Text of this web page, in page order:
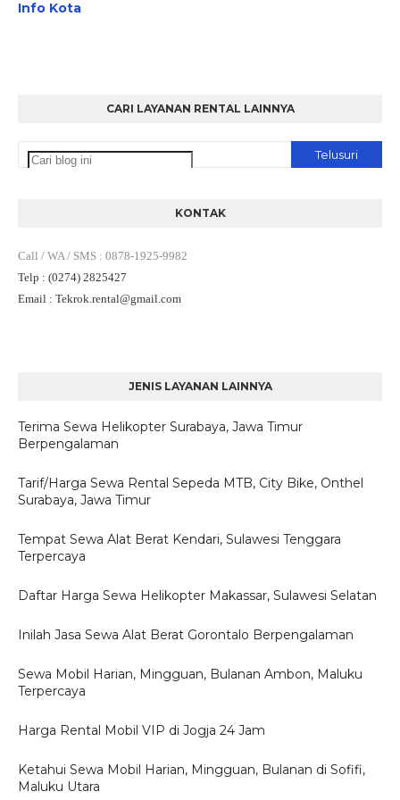
Info Kota
CARI LAYANAN RENTAL LAINNYA
KONTAK
Call / WA / SMS : 0878-1925-9982
Telp : (0274) 2825427
Email : Tekrok.rental@gmail.com
JENIS LAYANAN LAINNYA
Terima Sewa Helikopter Surabaya, Jawa Timur
Berpengalaman
Tarif/Harga Sewa Rental Sepeda MTB, City Bike, Onthel
Surabaya, Jawa Timur
Tempat Sewa Alat Berat Kendari, Sulawesi Tenggara
Terpercaya
Daftar Harga Sewa Helikopter Makassar, Sulawesi Selatan
Inilah Jasa Sewa Alat Berat Gorontalo Berpengalaman
Sewa Mobil Harian, Mingguan, Bulanan Ambon, Maluku
Terpercaya
Harga Rental Mobil VIP di Jogja 24 Jam
Ketahui Sewa Mobil Harian, Mingguan, Bulanan di Sofifi,
Maluku Utara